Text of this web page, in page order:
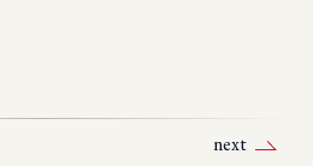
next